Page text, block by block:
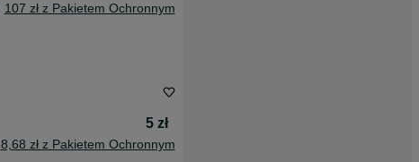
107 zł z Pakietem Ochronnym
5 zł
8,68 zł z Pakietem Ochronnym